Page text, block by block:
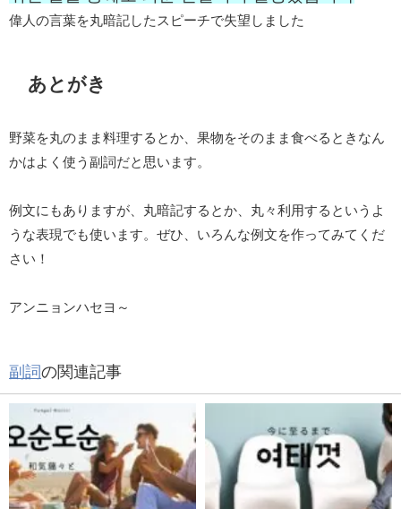
偉人の言葉を丸暗記したスピーチで失望しました
あとがき
野菜を丸のまま料理するとか、果物をそのまま食べるときなん
かはよく使う副詞だと思います。
例文にもありますが、丸暗記するとか、丸々利用するというよ
うな表現でも使います。ぜひ、いろんな例文を作ってみてくだ
さい！
アンニョンハセヨ～
副詞の関連記事